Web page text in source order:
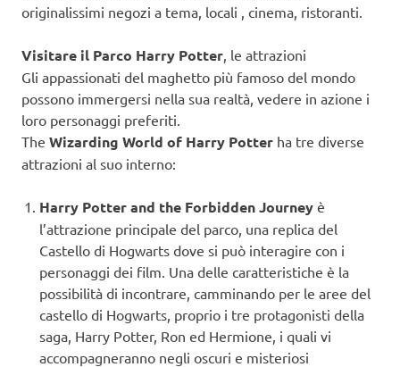
originalissimi negozi a tema, locali , cinema, ristoranti.
Visitare il Parco Harry Potter , le attrazioni
Gli appassionati del maghetto più famoso del mondo
possono immergersi nella sua realtà, vedere in azione i
loro personaggi preferiti.
The Wizarding World of Harry Potter ha tre diverse
attrazioni al suo interno:
Harry Potter and the Forbidden Journey è
l’attrazione principale del parco, una replica del
Castello di Hogwarts dove si può interagire con i
personaggi dei film. Una delle caratteristiche è la
possibilità di incontrare, camminando per le aree del
castello di Hogwarts, proprio i tre protagonisti della
saga, Harry Potter, Ron ed Hermione, i quali vi
accompagneranno negli oscuri e misteriosi